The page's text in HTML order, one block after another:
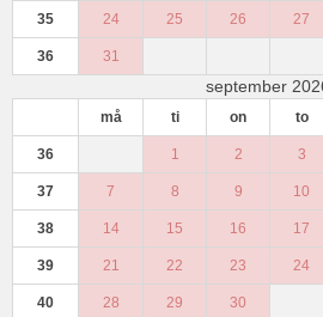
35 24 25 26 27
36 31
september
må ti on to
36 1 2 3
37 7 8 9 10
38 14 15 16 17
39 21 22 23 24
40 28 29 30